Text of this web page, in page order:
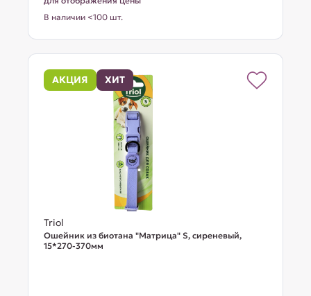
В наличии <100 шт.
АКЦИЯ ХИТ
Triol
Ошейник из биотана "Матрица" S, сиреневый,
15*270-370мм